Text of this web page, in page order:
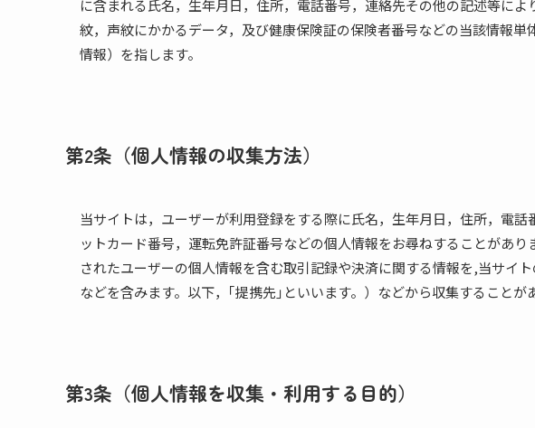
に含まれる氏名，生年月日，住所，電話番号，連絡先その他の記述等に
紋，声紋にかかるデータ，及び健康保険証の保険者番号などの当該情報
情報）を指します。
第2条（個人情報の収集方法）
当サイトは，ユーザーが利用登録をする際に氏名，生年月日，住所，電
ットカード番号，運転免許証番号などの個人情報をお尋ねすることがあ
されたユーザーの個人情報を含む取引記録や決済に関する情報を,当サイ
などを含みます。以下，｢提携先｣といいます。）などから収集することが
第3条（個人情報を収集・利用する目的）